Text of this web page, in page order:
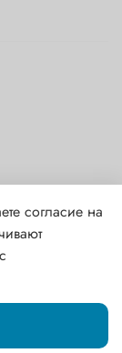
сайт носит
характер и
и цены,
офертой,
ГК РФ
согласие на